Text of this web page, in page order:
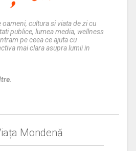
cultura si viata de zi cu
publice, lumea media, wellness
pe ceea ce ajuta cu
mai clara asupra lumii in
Mondenă